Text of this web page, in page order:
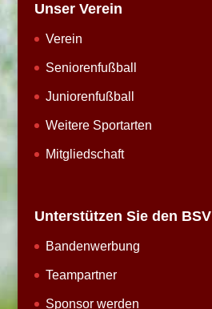
Unser Verein
Verein
Seniorenfußball
Juniorenfußball
Weitere Sportarten
Mitgliedschaft
Unterstützen Sie den BSV
Bandenwerbung
Teampartner
Sponsor werden